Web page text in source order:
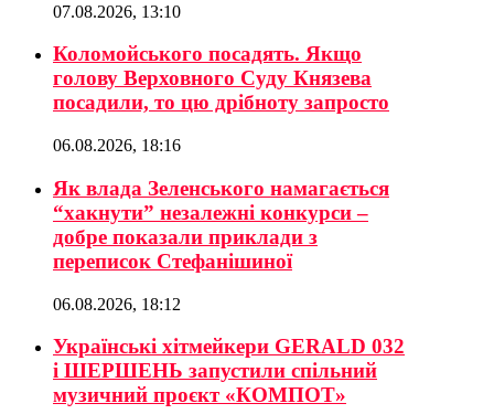
07.08.2026, 13:10
Коломойського посадять. Якщо
голову Верховного Суду Князева
посадили, то цю дрібноту запросто
06.08.2026, 18:16
Як влада Зеленського намагається
“хакнути” незалежні конкурси –
добре показали приклади з
переписок Стефанішиної
06.08.2026, 18:12
Українські хітмейкери GERALD 032
і ШЕРШЕНЬ запустили спільний
музичний проєкт «КОМПОТ»